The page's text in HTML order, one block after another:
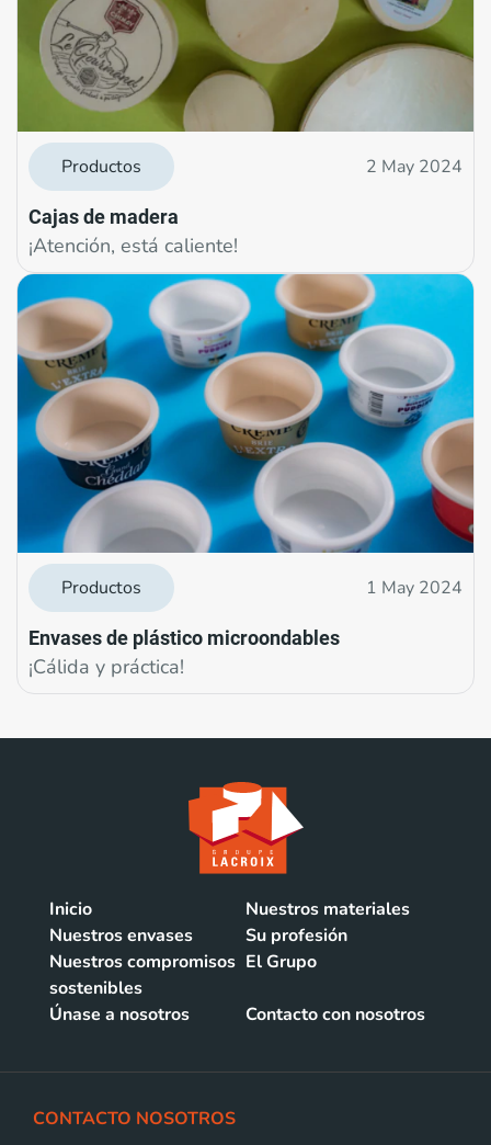
Productos 2 May 2024
Cajas de madera
¡Atención, está caliente!
Productos 1 May 2024
Envases de plástico microondables
¡Cálida y práctica!
Inicio
Nuestros materiales
Nuestros envases
Su profesión
Nuestros compromisos
sostenibles
El Grupo
Únase a nosotros Contacto con nosotros
CONTACTO NOSOTROS